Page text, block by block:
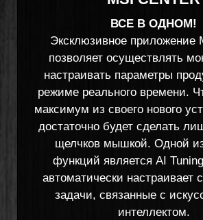
ВСЕ В ОДНОМ!
Эксклюзивное приложение
позволяет осуществлять
настраивать параметры
режиме реального времени.
максимум из своего нового
достаточно будет сделать
щелчков мышкой. Одной
функций является AI
автоматически настраивает
задачи, связанные с
интеллектом.